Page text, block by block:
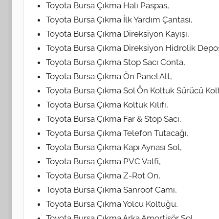
Toyota Bursa Çıkma Halı Paspas,
Toyota Bursa Çıkma İlk Yardım Çantası,
Toyota Bursa Çıkma Direksiyon Kayışı,
Toyota Bursa Çıkma Direksiyon Hidrolik
Toyota Bursa Çıkma Stop Sacı Conta,
Toyota Bursa Çıkma Ön Panel Alt,
Toyota Bursa Çıkma Sol Ön Koltuk Sürücü
Toyota Bursa Çıkma Koltuk Kılıfı,
Toyota Bursa Çıkma Far & Stop Sacı,
Toyota Bursa Çıkma Telefon Tutacağı,
Toyota Bursa Çıkma Kapı Aynası Sol,
Toyota Bursa Çıkma PVC Valfi,
Toyota Bursa Çıkma Z-Rot On,
Toyota Bursa Çıkma Sanroof Camı,
Toyota Bursa Çıkma Yolcu Koltuğu,